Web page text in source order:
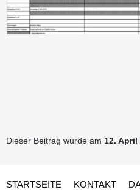
Dieser Beitrag wurde am 12. April
STARTSEITE KONTAKT